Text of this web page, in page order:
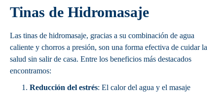
Tinas de Hidromasaje
Las tinas de hidromasaje, gracias a su combinación de agua
caliente y chorros a presión, son una forma efectiva de cuidar la
salud sin salir de casa. Entre los beneficios más destacados
encontramos:
Reducción del estrés: El calor del agua y el masaje